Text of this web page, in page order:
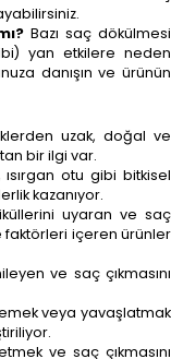
Bazı saç dökülmesi
yan etkilere neden
danışın ve ürünün
uzak, doğal ve
bir ilgi var.
otu gibi bitkisel
kazanıyor.
uyaran ve saç
içeren ürünler
ve saç çıkmasını
veya yavaşlatmak
ve saç çıkmasını